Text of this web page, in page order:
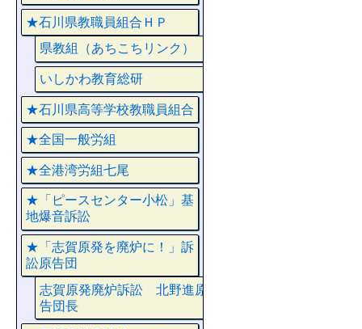
★石川県教職員組合ＨＰ
県教組（あちこちリンク）
いしかわ教育総研
★石川県高等学校教職員組合
★全国一般労組
★全港湾労組七尾
★「ピースセンター小松」基
地爆音訴訟
★「志賀原発を廃炉に！」訴
訟原告団
志賀原発廃炉訴訟 北野進原
告団長